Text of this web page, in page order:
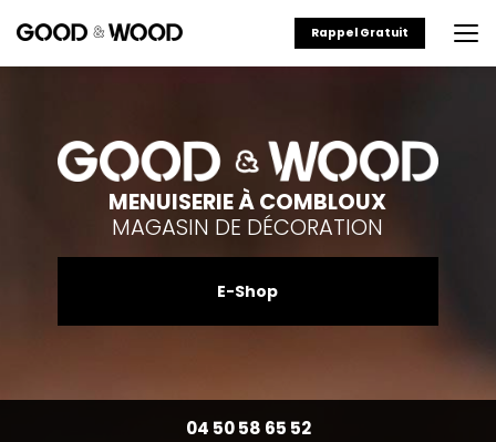
au
principal
Rappel Gratuit
MENUISERIE À COMBLOUX
MAGASIN DE DÉCORATION
E-Shop
04 50 58 65 52